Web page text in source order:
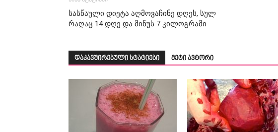
სასწაული დიეტა აღმოვაჩინე დღეს, სულ
რაღაც 14 დღე და მინუს 7 კილოგრამი
დაკავშირებული სტატიები მეტი ავტორი